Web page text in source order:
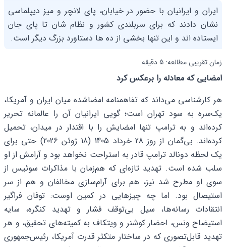
ایران و ایرانیان با حضور در خیابان، پای لانچر و میز دیپلماسی
نشان دادند که برای سربلندی کشور و نظام شان تا پای جان
ایستاده اند و این تنها بخشی از ده ها دستاورد بزرگ دیگر است.
زمان تقریبی مطالعه: 5 دقیقه
امضایی که معادله را برعکس کرد
هر کارشناسی می‌داند که تفاهمنامه امضاشده میان ایران و آمریکا،
یک‌سره به سود تهران است؛ گویی ایرانیان آن را عالمانه تحریر
کرده‌اند و به ترامپ تنها امضایش را با اقتدار در میدان، تحمیل
کرده‌اند. بی‌گمان از روز 28 خرداد 1405 (18 ژوئن 2026) حتی برای
یک لحظه دونالد ترامپ قادر به استراحت نخواهد بود و آرامش از او
سلب شده است. تهدید تازه‌ای که هم‌زمان با مذاکرات سوئیس از
سوی او مطرح شد نیز، هم برای آرام‌سازی مخالفان و هم از سر
استیصال بود. اما چه چیزهایی در کمین اوست: توفان فراگیر
انتقادات رسانه‌ها، سیل بی‌توقف فشار و تهدید کنگره، سایه
استیضاح ونس، احضار کوشنر و ویتکاف به کمیته‌های تحقیق، و هر
تهدید قابل‌تصوری که در ساختار متکثر قدرت آمریکا، رئیس‌جمهوری